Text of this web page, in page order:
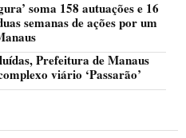
soma 158 autuações e 16
semanas de ações por um
Prefeitura de Manaus
viário ‘Passarão’